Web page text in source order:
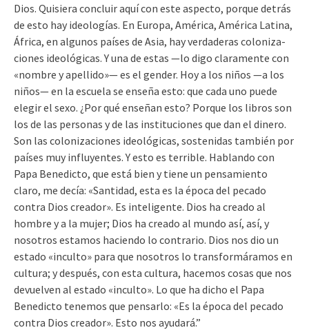
Dios. Quisiera concluir aquí con este aspecto, porque detrás
de esto hay ideologías. En Europa, América, América Latina,
África, en algunos países de Asia, hay verdaderas coloniza-
ciones ideológicas. Y una de estas —lo digo claramente con
«nombre y apellido»— es el gender. Hoy a los niños —a los
niños— en la escuela se enseña esto: que cada uno puede
elegir el sexo. ¿Por qué enseñan esto? Porque los libros son
los de las personas y de las instituciones que dan el dinero.
Son las colonizaciones ideológicas, sostenidas también por
países muy influyentes. Y esto es terrible. Hablando con
Papa Benedicto, que está bien y tiene un pensamiento
claro, me decía: «Santidad, esta es la época del pecado
contra Dios creador». Es inteligente. Dios ha creado al
hombre y a la mujer; Dios ha creado al mundo así, así, y
nosotros estamos haciendo lo contrario. Dios nos dio un
estado «inculto» para que nosotros lo transformáramos en
cultura; y después, con esta cultura, hacemos cosas que nos
devuelven al estado «inculto». Lo que ha dicho el Papa
Benedicto tenemos que pensarlo: «Es la época del pecado
contra Dios creador». Esto nos ayudará.”